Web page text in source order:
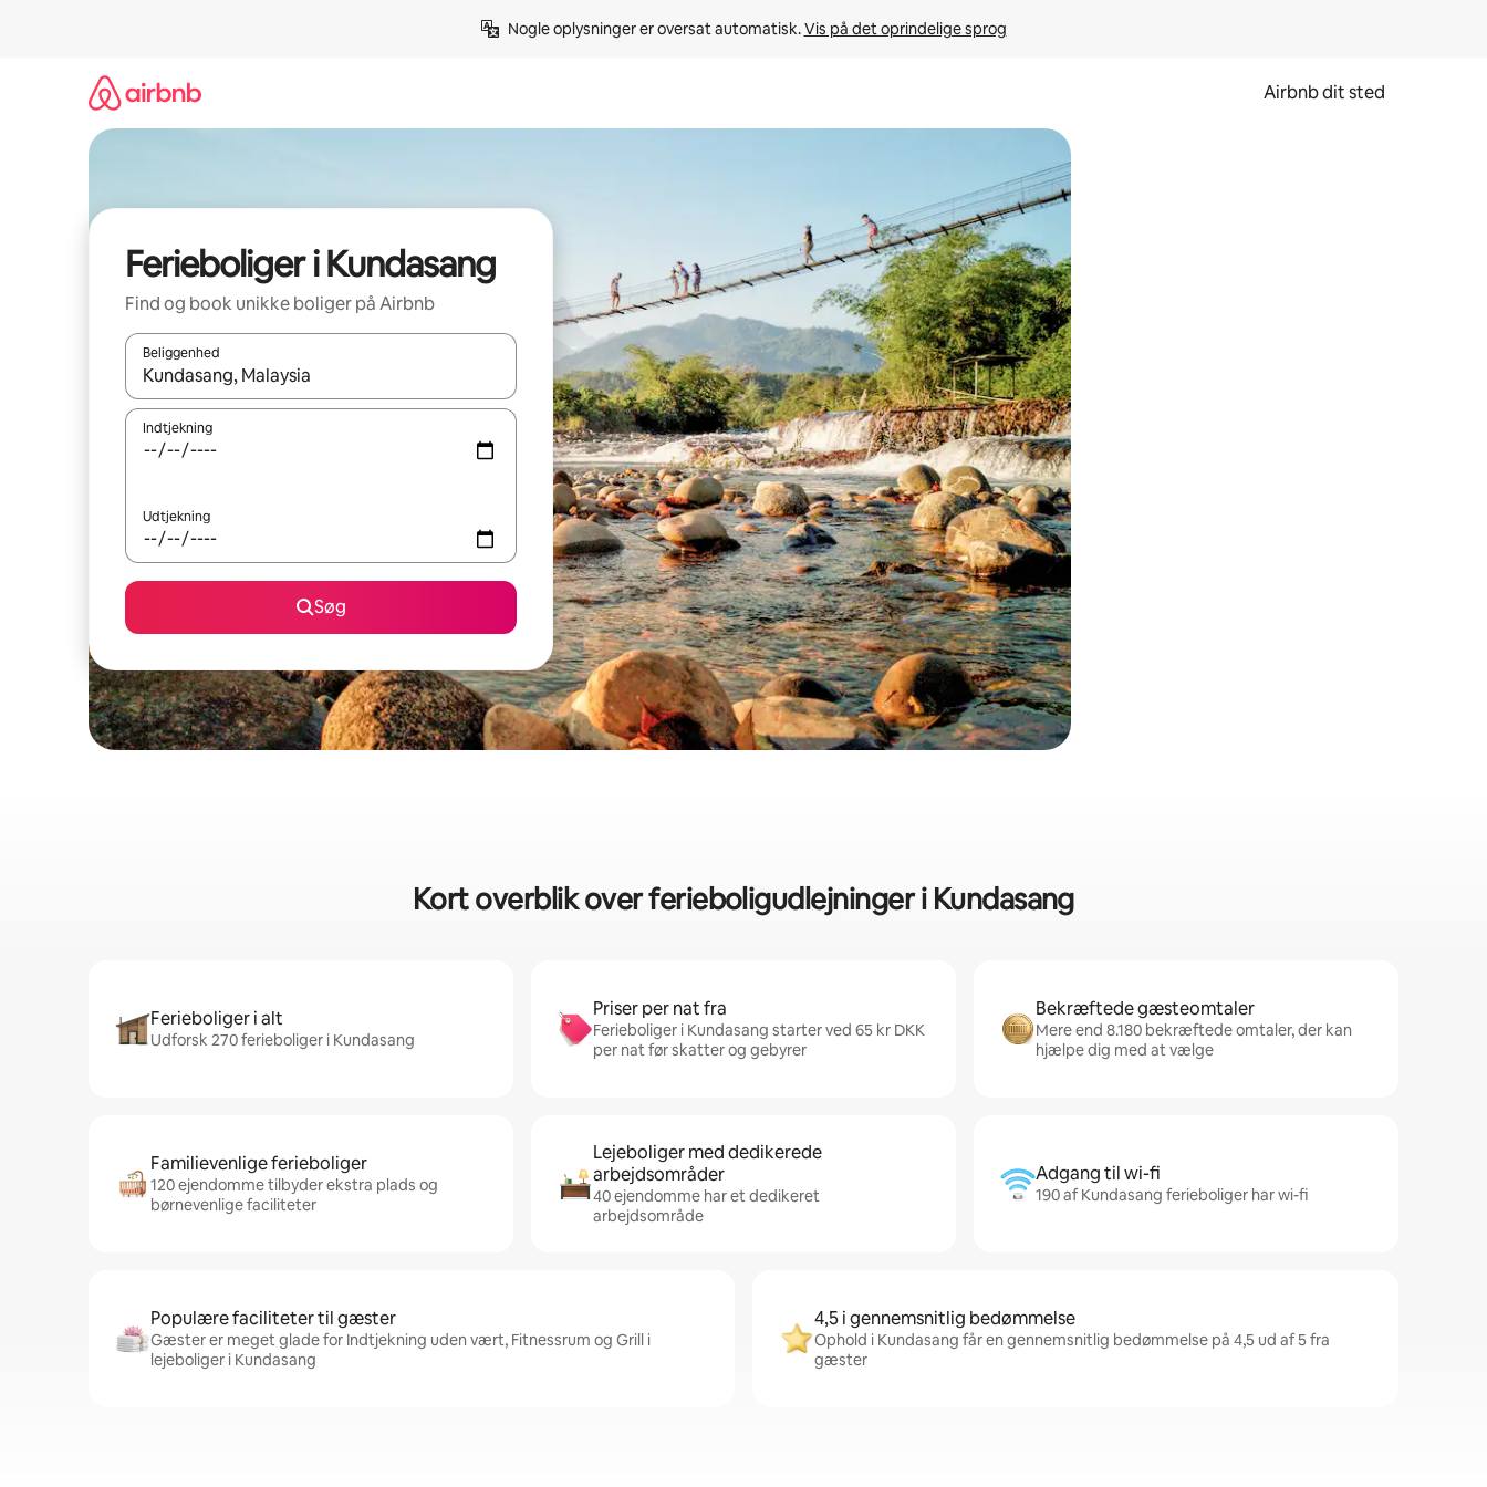
Nogle oplysninger er oversat automatisk. Vis på det oprindelige sprog
Airbnb dit sted
Ferieboliger i Kundasang
Find og book unikke boliger på Airbnb
Beliggenhed
Når resultaterne er tilgængelige, skal du navigere med piletasterne op og ned eller se mere ved at trykke eller stryge.
Indtjekning
Udtjekning
Søg
Kort overblik over ferieboligudlejninger i Kundasang
Ferieboliger i alt
Udforsk 270 ferieboliger i Kundasang
Priser per nat fra
Ferieboliger i Kundasang starter ved 65 kr DKK
per nat før skatter og gebyrer
Bekræftede gæsteomtaler
Mere end 8.180 bekræftede omtaler, der kan
hjælpe dig med at vælge
Familievenlige ferieboliger
120 ejendomme tilbyder ekstra plads og
børnevenlige faciliteter
Lejeboliger med dedikerede
arbejdsområder
40 ejendomme har et dedikeret
arbejdsområde
Adgang til wi-fi
190 af Kundasang ferieboliger har wi-fi
Populære faciliteter til gæster
Gæster er meget glade for Indtjekning uden vært, Fitnessrum og Grill i
lejeboliger i Kundasang
4,5 i gennemsnitlig bedømmelse
Ophold i Kundasang får en gennemsnitlig bedømmelse på 4,5 ud af 5 fra
gæster